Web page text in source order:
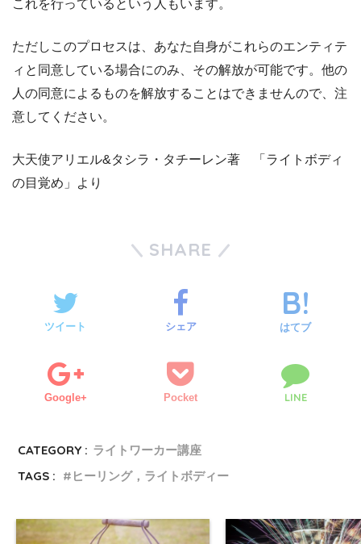
これを行っているという人もいます。
ただしこのプロセスは、あなた自身がこれらのエンティテ
ィと同意している場合にのみ、その解放が可能です。他の
人の同意によるものを解放することはできませんので、注
意してください。
大天使アリエル&タシラ・タチーレン著 「ライトボディ
の目覚め」より
SHARE
ツイート シェア はてブ
Google+ Pocket LINE
CATEGORY : ライトワーカー講座
TAGS :
ヒーリング，ライトボディー